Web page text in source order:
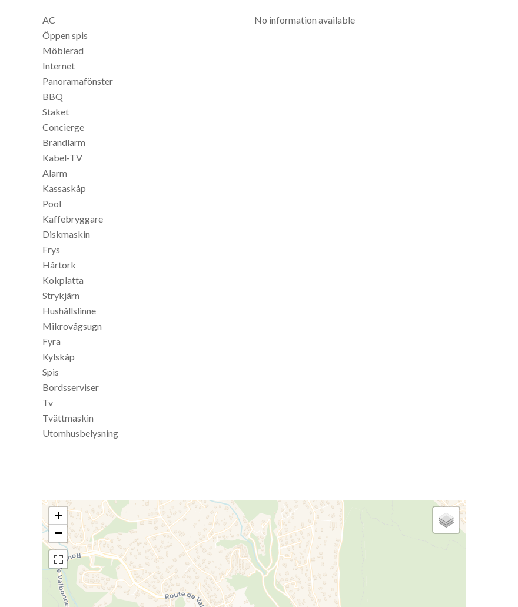
AC
Öppen spis
Möblerad
Internet
Panoramafönster
BBQ
Staket
Concierge
Brandlarm
Kabel-TV
Alarm
Kassaskåp
Pool
Kaffebryggare
Diskmaskin
Frys
Hårtork
Kokplatta
Strykjärn
Hushållslinne
Mikrovågsugn
Fyra
Kylskåp
Spis
Bordsserviser
Tv
Tvättmaskin
Utomhusbelysning
No information available
+
−